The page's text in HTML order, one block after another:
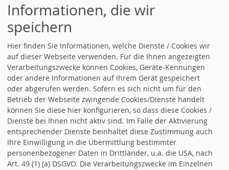
AWO-Quino
Irma-Zöller-Begegnungsstätte
AKTUELLE-ARTIKEL
27.01.2026 Tim Klüssendorf -
Sozialdemokratie im Dialog
18.04.2024 Elterncafe
11.02.2024 Mehr Sport in der
Informationen, die wir
speichern
Hier finden Sie Informationen, welche Dienste / Cookies wir
auf dieser Webseite verwenden. Für die Ihnen angezeigten
Verarbeitungszwecke können Cookies, Geräte-Kennungen
oder andere Informationen auf Ihrem Gerät gespeichert
oder abgerufen werden. Sofern es sich nicht um für den
Betrieb der Webseite zwingende Cookies/Dienste handelt
können Sie diese hier konfigurieren, so dass diese Cookies /
Dienste bei Ihnen nicht aktiv sind. Im Falle der Aktivierung
entsprechender Dienste beinhaltet diese Zustimmung auch
Ihre Einwilligung in die Übermittlung bestimmter
personenbezogener Daten in Drittländer, u.a. die USA, nach
Art. 49 (1) (a) DSGVO. Die Verarbeitungszwecke im Einzelnen